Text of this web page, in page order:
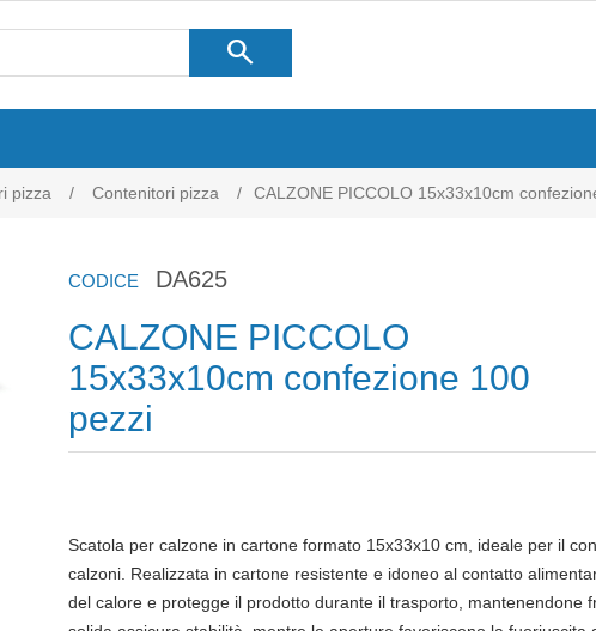
search
pizza / Contenitori pizza / CALZONE PICCOLO 15x33x10cm
CODICE DA625
CALZONE PICCOLO
15x33x10cm confezione 100
pezzi
Scatola per calzone in cartone formato 15x33x10 cm, ideale per il
calzoni. Realizzata in cartone resistente e idoneo al contatto
del calore e protegge il prodotto durante il trasporto, mantenendone